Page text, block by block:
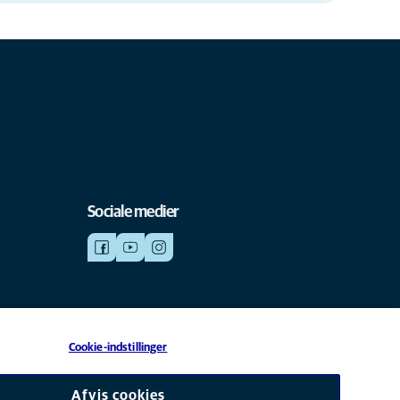
Sociale medier
af Mars, Inc © 2026
Cookie-indstillinger
Afvis cookies